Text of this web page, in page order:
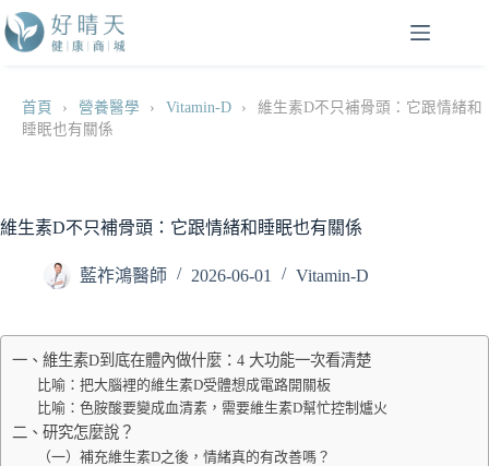
跳
至
首頁 › 營養醫學 › Vitamin-D ›
維生素D不只補骨頭：它跟情緒和
睡眠也有關係
維生素D不只補骨頭：它跟情緒和睡眠也有關係
藍祚鴻醫師 2026-06-01 Vitamin-D
一、維生素D到底在體內做什麼：4 大功能一次看清楚
比喻：把大腦裡的維生素D受體想成電路開關板
比喻：色胺酸要變成血清素，需要維生素D幫忙控制爐火
二、研究怎麼說？
（一）補充維生素D之後，情緒真的有改善嗎？